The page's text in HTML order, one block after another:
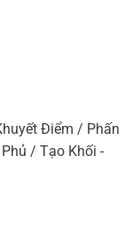
Điểm / Phấn
/ Tạo Khối -